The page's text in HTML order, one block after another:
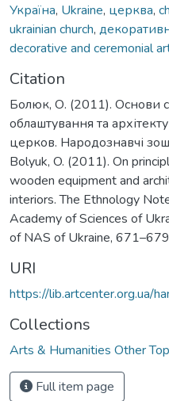
Україна, Ukraine, церква,
ukrainian church,
decorative and ceremonial
Citation
Болюк, О. (2011). Основи
облаштування та
церков. Народознавчі
Bolyuk, O. (2011). On
wooden equipment and
interiors. The Ethnology
Academy of Sciences of
of NAS of Ukraine,
URI
https://lib.artcenter.org.ua/
Collections
Arts & Humanities Other
Full item page